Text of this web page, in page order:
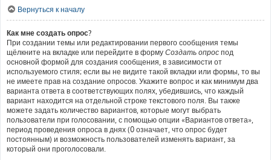
Вернуться к началу
Как мне создать опрос?
При создании темы или редактировании первого сообщения темы
щёлкните на вкладке или перейдите в форму Создать опрос под
основной формой для создания сообщения, в зависимости от
используемого стиля; если вы не видите такой вкладки или формы, то вы
не имеете прав на создание опросов. Укажите вопрос и как минимум два
варианта ответа в соответствующих полях, убедившись, что каждый
вариант находится на отдельной строке текстового поля. Вы также
можете задать количество вариантов, которые могут выбрать
пользователи при голосовании, с помощью опции «Вариантов ответа»,
период проведения опроса в днях (0 означает, что опрос будет
постоянным) и возможность пользователей изменять вариант, за
который они проголосовали.